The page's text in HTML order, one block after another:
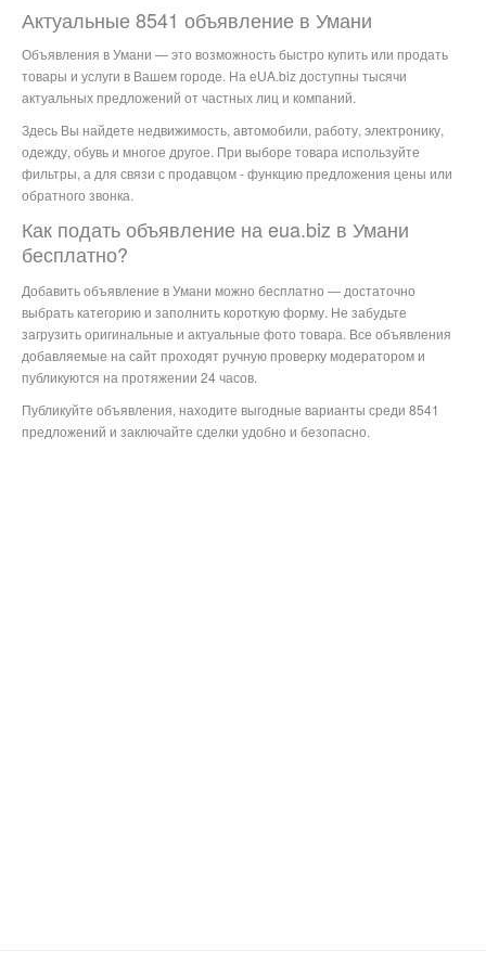
Актуальные 8541 объявление в Умани
Объявления в Умани — это возможность быстро купить или продать
товары и услуги в Вашем городе. На eUA.biz доступны тысячи
актуальных предложений от частных лиц и компаний.
Здесь Вы найдете недвижимость, автомобили, работу, электронику,
одежду, обувь и многое другое. При выборе товара используйте
фильтры, а для связи с продавцом - функцию предложения цены или
обратного звонка.
Как подать объявление на eua.biz в Умани
бесплатно?
Добавить объявление в Умани можно бесплатно — достаточно
выбрать категорию и заполнить короткую форму. Не забудьте
загрузить оригинальные и актуальные фото товара. Все объявления
добавляемые на сайт проходят ручную проверку модератором и
публикуются на протяжении 24 часов.
Публикуйте объявления, находите выгодные варианты среди 8541
предложений и заключайте сделки удобно и безопасно.